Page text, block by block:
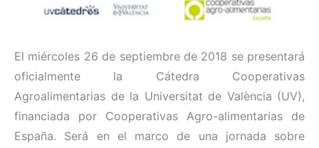
El miércoles 26 de septiembre de 2018 se presentará
oficialmente la Cátedra Cooperativas
Agroalimentarias de la Universitat de València (UV),
financiada por Cooperativas Agro-alimentarias de
España. Será en el marco de una jornada sobre